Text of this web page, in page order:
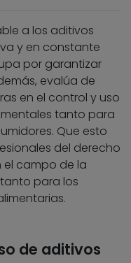
a los aditivos
y en constante
por garantizar
evalúa de
en el control y uso
tanto para
Que esto
del derecho
el campo de la
para los
de aditivos